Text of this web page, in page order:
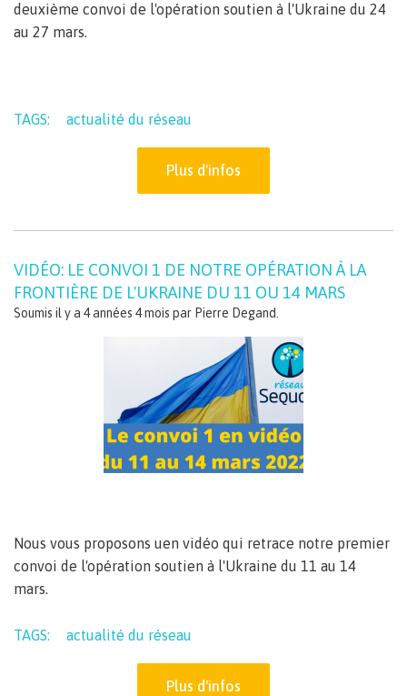
deuxième convoi de l'opération soutien à l'Ukraine du 24
au 27 mars.
TAGS: actualité du réseau
Plus d'infos
VIDÉO: LE CONVOI 1 DE NOTRE OPÉRATION À LA
FRONTIÈRE DE L'UKRAINE DU 11 OU 14 MARS
Soumis il y a 4 années 4 mois par Pierre Degand
Nous vous proposons uen vidéo qui retrace notre premier
convoi de l'opération soutien à l'Ukraine du 11 au 14
mars.
TAGS: actualité du réseau
Plus d'infos